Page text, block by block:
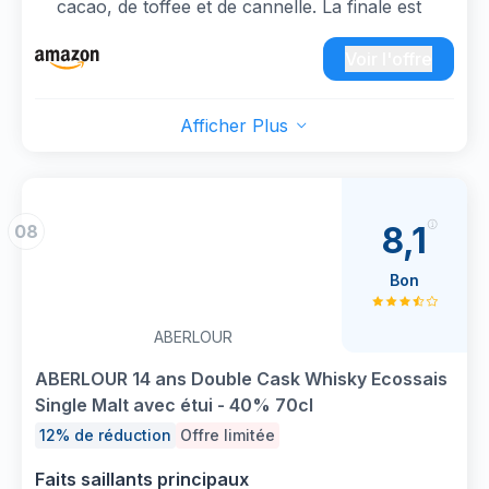
cacao, de toffee et de cannelle. La finale est
chaude et intense, aux notes sucrées, avec une
légère pointe d’épices.
SE DÉGUSTE SEUL OU AVEC UN PEU D'EAU
tradition en Ecosse Une simple goutte d’eau
Aberlour entreprend une nouvelle mission
d’envergure : le retrait progressif de ses étuis
non-recyclables sur sa gamme grande
1,4 million de litres d’eau dès la première année
ISSU D'UNE DOUBLE MATURATION en fûts
de chêne ayant contenu du Bourbon et du
Sherry. Fidèle à la signature des Single Malts
équilibre entre des saveurs fruitées et épicées.
Afficher Plus
08
ABERLOUR
ABERLOUR 14 ans Double Cask Whisky Ecossais
Single Malt avec étui - 40% 70cl
12% de réduction Offre limitée
Faits saillants principaux
8,1
Bon